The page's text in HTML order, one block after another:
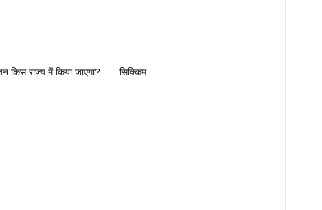
राज्य में किया जाएगा? – – सिक्किम